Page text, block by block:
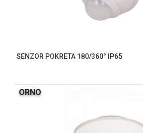
SENZOR POKRETA 180/360° IP65
ORNO